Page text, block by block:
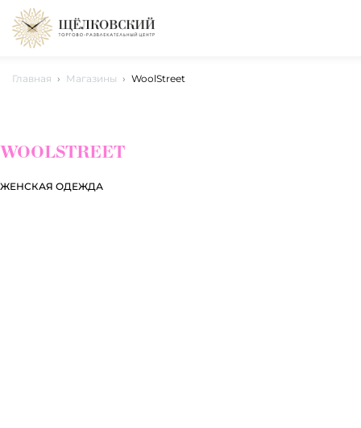
Главная Магазины WoolStreet
WOOLSTREET
ЖЕНСКАЯ ОДЕЖДА